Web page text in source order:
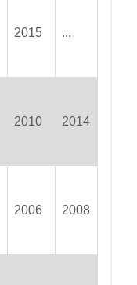
2015 ...
2010 2014
2006 2008